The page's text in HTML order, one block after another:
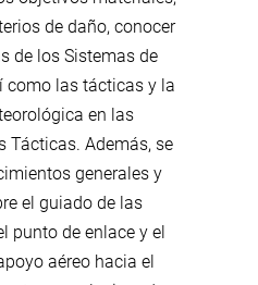
de daño, conocer
de los Sistemas de
como las tácticas y la
en las
Tácticas. Además, se
generales y
el guiado de las
punto de enlace y el
aéreo hacia el